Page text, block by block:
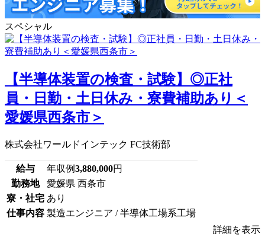
スペシャル
【半導体装置の検査・試験】◎正社
員・日勤・土日休み・寮費補助あり＜
愛媛県西条市＞
株式会社ワールドインテック FC技術部
給与 年収例3,880,000円
勤務地
愛媛県 西条市
寮・社宅 あり
仕事内容 製造エンジニア / 半導体工場系工場
詳細を表示